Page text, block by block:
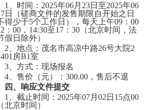
公交线路经营权项目
1、时间：2025年06月 23日至2025年06
日 （磋商文件的发售期限自开始之日
得少于5个工作日 ） ，每天上午09 ：00
：00， 14:30至17 ：30（北京时间，法
假日除外）
2、地点： 茂名市高凉中路26号大院2
房B1室
3、方式：现场报名
4、售价 （元） ：300.00 ，售后不退
四、响应文件提交
1、截止时间： 2025年07月02日15点00
（北京时间）